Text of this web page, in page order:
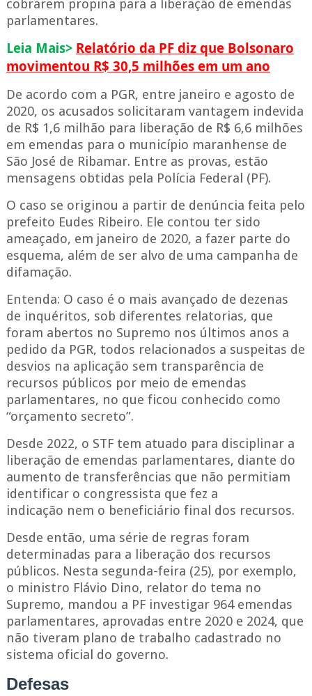
cobrarem propina para a liberação de emendas
parlamentares.
Leia Mais> Relatório da PF diz que Bolsonaro
movimentou R$ 30,5 milhões em um ano
De acordo com a PGR, entre janeiro e agosto de
2020, os acusados solicitaram vantagem indevida
de R$ 1,6 milhão para liberação de R$ 6,6 milhões
em emendas para o município maranhense de
São José de Ribamar. Entre as provas, estão
mensagens obtidas pela Polícia Federal (PF).
O caso se originou a partir de denúncia feita pelo
prefeito Eudes Ribeiro. Ele contou ter sido
ameaçado, em janeiro de 2020, a fazer parte do
esquema, além de ser alvo de uma campanha de
difamação.
Entenda: O caso é o mais avançado de dezenas
de inquéritos, sob diferentes relatorias, que
foram abertos no Supremo nos últimos anos a
pedido da PGR, todos relacionados a suspeitas de
desvios na aplicação sem transparência de
recursos públicos por meio de emendas
parlamentares, no que ficou conhecido como
“orçamento secreto”.
Desde 2022, o STF tem atuado para disciplinar a
liberação de emendas parlamentares, diante do
aumento de transferências que não permitiam
identificar o congressista que fez a
indicação nem o beneficiário final dos recursos.
Desde então, uma série de regras foram
determinadas para a liberação dos recursos
públicos. Nesta segunda-feira (25), por exemplo,
o ministro Flávio Dino, relator do tema no
Supremo, mandou a PF investigar 964 emendas
parlamentares, aprovadas entre 2020 e 2024, que
não tiveram plano de trabalho cadastrado no
sistema oficial do governo.
Defesas